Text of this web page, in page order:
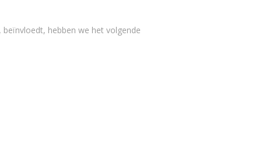
hebben we het volgende